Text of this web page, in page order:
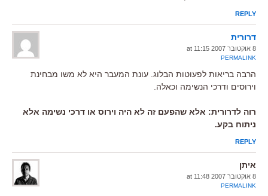
REPLY
דרורית
8 אוקטובר 2007 at 11:15
PERMALINK
הרבה בריאות לפעוטות הבלוג. עונת המעבר היא לא משו מבחינת
וירוסים ודרכי הנשימה וכאלה.
רוה לדרורית: אלא שהפעם זה לא היה וירוס או דרכי נשימה אלא
ניתוח בקע.
REPLY
איתן
8 אוקטובר 2007 at 11:48
PERMALINK